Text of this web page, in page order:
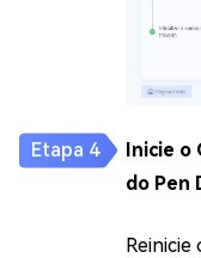
Inicie o
do Pen